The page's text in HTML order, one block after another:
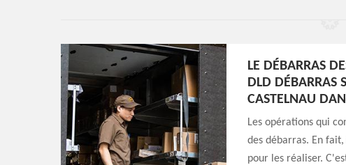
LE DÉBARRAS
DLD DÉBARRAS
CASTELNAU
Les opérations qui
des débarras. En
pour les réaliser.